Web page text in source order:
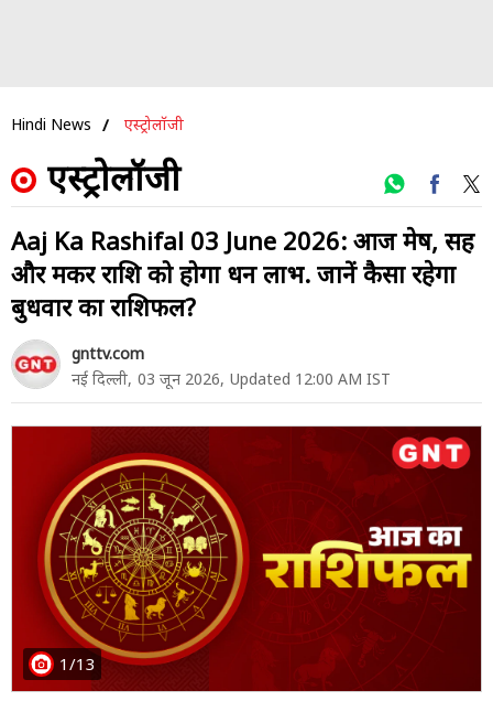
Hindi News एस्ट्रोलॉजी
एस्ट्रोलॉजी
Aaj Ka Rashifal 03 June 2026: आज मेष, सिंह
और मकर राशि को होगा धन लाभ. जानें कैसा रहेगा
बुधवार का राशिफल?
gnttv.com
नई दिल्ली, 03 जून 2026, Updated 12:00 AM IST
1/13